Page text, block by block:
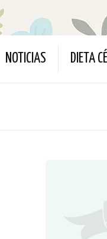
NOTICIAS DIETA